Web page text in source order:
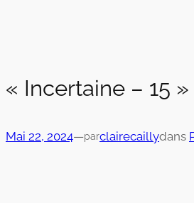
« Incertaine – 15 »
Mai 22, 2024—parclairecaillydans